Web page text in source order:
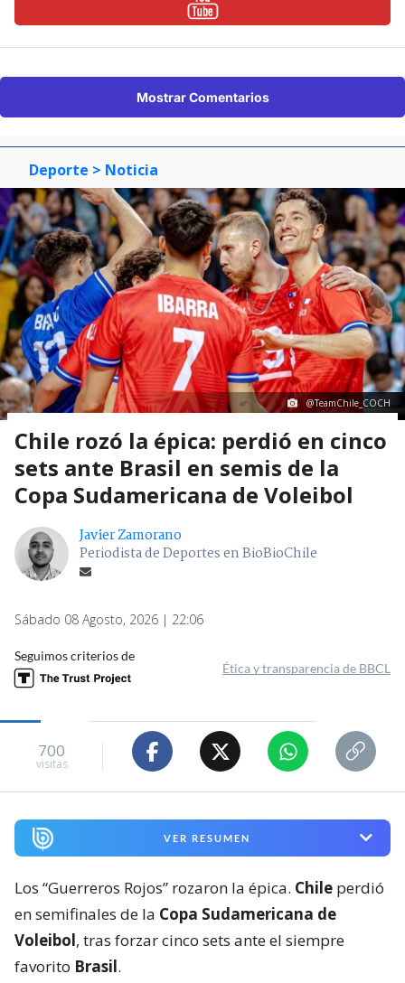
Mostrar Comentarios
Deporte > Noticia
@TeamChile_COCH
Chile rozó la épica: perdió en cinco
sets ante Brasil en semis de la
Copa Sudamericana de Voleibol
Javier Zamorano
Periodista de Deportes en BioBioChile
Sábado 08 Agosto, 2026 | 22:06
Seguimos criterios de
Ética y transparencia de BBCL
700
visitas
VER RESUMEN
Los “Guerreros Rojos” rozaron la épica. Chile perdió
en semifinales de la Copa Sudamericana de
Voleibol, tras forzar cinco sets ante el siempre
favorito Brasil.